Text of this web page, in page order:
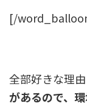
[/
全部好きな理由
があるので、